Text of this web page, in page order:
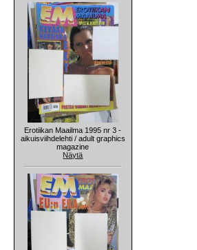
Erotiikan Maailma 1995 nr 3 -
aikuisviihdelehti / adult graphics
magazine
Näytä